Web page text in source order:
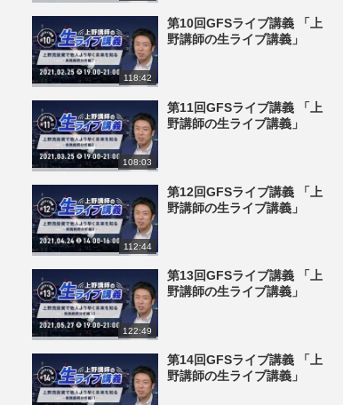
118:42
第10回GFSライブ講義 「上
野講師の生ライブ講義」
108:03
第11回GFSライブ講義 「上
野講師の生ライブ講義」
112:44
第12回GFSライブ講義 「上
野講師の生ライブ講義」
122:49
第13回GFSライブ講義 「上
野講師の生ライブ講義」
第14回GFSライブ講義 「上
野講師の生ライブ講義」